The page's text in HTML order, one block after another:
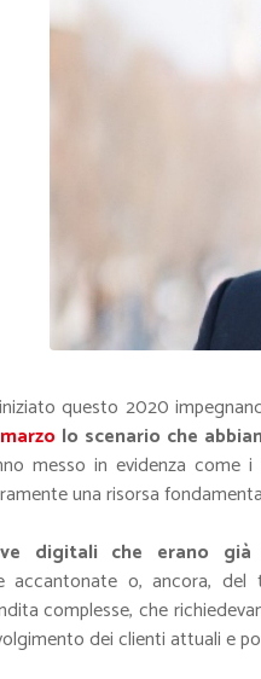
questo 2020
lo scenario che
messo in evidenza
una risorsa
digitali che erano
accantonate o, ancora,
complesse, che
dei clienti attuali e